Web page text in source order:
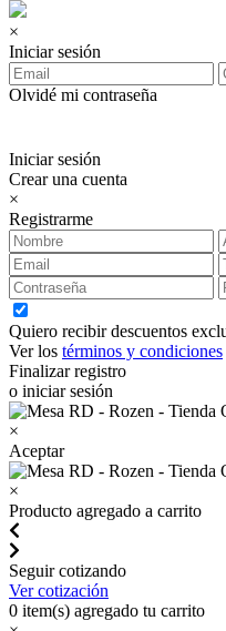
×
Iniciar sesión
Olvidé mi contraseña
Iniciar sesión
Crear una cuenta
×
Registrarme
Quiero recibir descuentos
Ver los términos y condiciones
Finalizar registro
o iniciar sesión
×
Aceptar
×
Producto agregado a carrito
Seguir cotizando
Ver cotización
0 item(s) agregado tu carrito